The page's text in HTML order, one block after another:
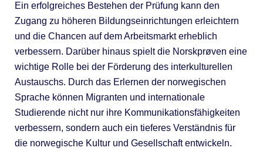
Ein erfolgreiches Bestehen der Prüfung kann den
Zugang zu höheren Bildungseinrichtungen erleichtern
und die Chancen auf dem Arbeitsmarkt erheblich
verbessern. Darüber hinaus spielt die Norskprøven eine
wichtige Rolle bei der Förderung des interkulturellen
Austauschs. Durch das Erlernen der norwegischen
Sprache können Migranten und internationale
Studierende nicht nur ihre Kommunikationsfähigkeiten
verbessern, sondern auch ein tieferes Verständnis für
die norwegische Kultur und Gesellschaft entwickeln.